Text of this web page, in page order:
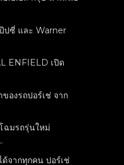
ปซี่ และ Warner
ENFIELD เปิด
องรถปอร์เช่ จาก
ฉมรถรุ่นใหม่
ด้จากทุกคน ปอร์เช่